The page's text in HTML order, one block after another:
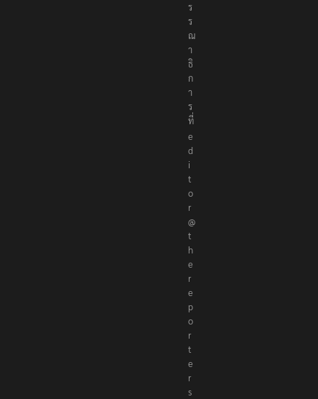
ร
ร
ณ
า
ธิ
ก
า
ร
ที่
e
d
i
t
o
r
@
t
h
e
r
e
p
o
r
t
e
r
s